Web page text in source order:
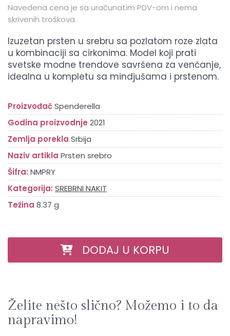
Navedena cena je sa uračunatim PDV-om i nema
skrivenih troškova.
Izuzetan prsten u srebru sa pozlatom roze zlata
u kombinaciji sa cirkonima. Model koji prati
svetske modne trendove savršena za venčanje,
idealna u kompletu sa mindjušama i prstenom.
ProizvođačSpenderella
Godina proizvodnje 2021
Zemlja porekla Srbija
Naziv artikla Prsten srebro
Šifra: NMPRY
Kategorija: SREBRNI NAKIT
Težina 8.37 g
DODAJ U KORPU
Želite nešto slično? Možemo i to da
napravimo!